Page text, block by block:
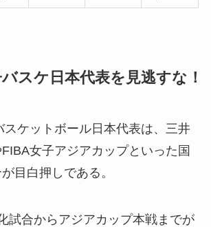
スケ日本代表を見逃すな！
スケットボール日本代表は、三井
女子アジアカップといった国
目白押しである。
試合からアジアカップ本戦までが